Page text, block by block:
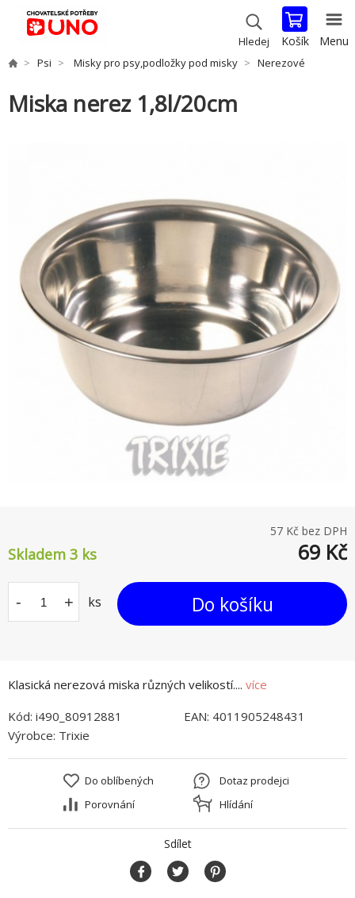
Hledej Košík Menu
Psi Misky pro psy,podložky pod misky Nerezové
Miska nerez 1,8l/20cm
Klasická nerezová miska různých velikostí.... více
57 Kč bez DPH
Skladem 3 ks 69 Kč
- + ks Do košíku
Kód: i490_80912881 EAN: 4011905248431
Výrobce: Trixie
Do oblíbených
Porovnání
Dotaz prodejci
Hlídání
Sdílet